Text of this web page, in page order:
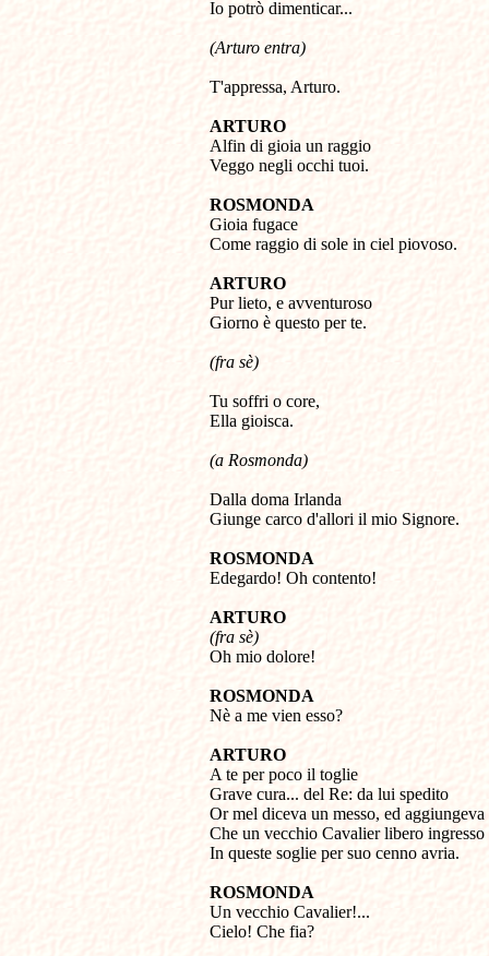
Io potrò dimenticar...
(Arturo entra)
T'appressa, Arturo.
ARTURO
Alfin di gioia un raggio
Veggo negli occhi tuoi.
ROSMONDA
Gioia fugace
Come raggio di sole in ciel piovoso.
ARTURO
Pur lieto, e avventuroso
Giorno è questo per te.
(fra sè)
Tu soffri o core,
Ella gioisca.
(a Rosmonda)
Dalla doma Irlanda
Giunge carco d'allori il mio Signore.
ROSMONDA
Edegardo! Oh contento!
ARTURO
(fra sè)
Oh mio dolore!
ROSMONDA
Nè a me vien esso?
ARTURO
A te per poco il toglie
Grave cura... del Re: da lui spedito
Or mel diceva un messo, ed aggiungeva
Che un vecchio Cavalier libero ingresso
In queste soglie per suo cenno avria.
ROSMONDA
Un vecchio Cavalier!...
Cielo! Che fia?